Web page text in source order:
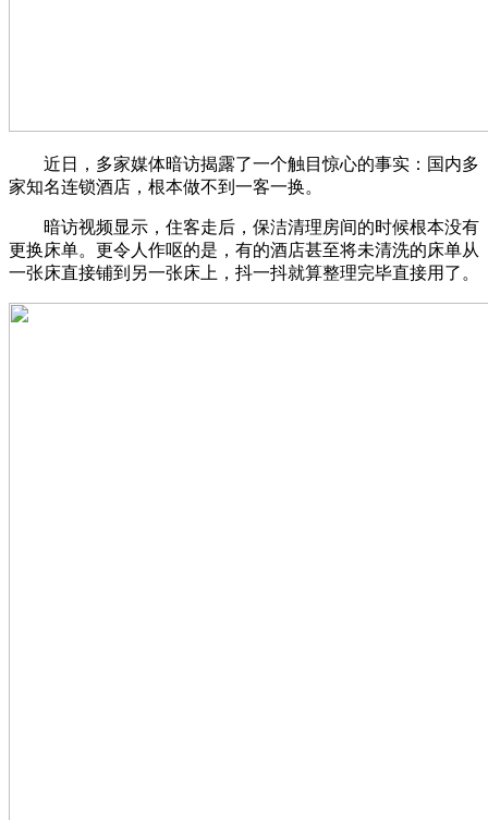
近日，多家媒体暗访揭露了一个触目惊心的事实：国内多
家知名连锁酒店，根本做不到一客一换。
暗访视频显示，住客走后，保洁清理房间的时候根本没有
更换床单。更令人作呕的是，有的酒店甚至将未清洗的床单从
一张床直接铺到另一张床上，抖一抖就算整理完毕直接用了。